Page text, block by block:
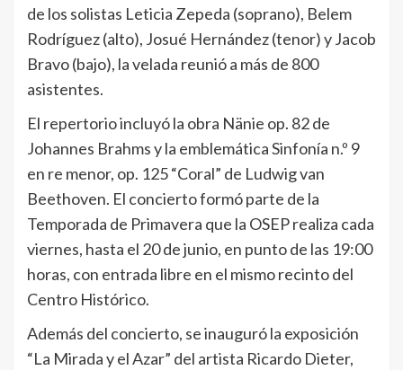
de los solistas Leticia Zepeda (soprano), Belem
Rodríguez (alto), Josué Hernández (tenor) y Jacob
Bravo (bajo), la velada reunió a más de 800
asistentes.
El repertorio incluyó la obra Nänie op. 82 de
Johannes Brahms y la emblemática Sinfonía n.º 9
en re menor, op. 125 “Coral” de Ludwig van
Beethoven. El concierto formó parte de la
Temporada de Primavera que la OSEP realiza cada
viernes, hasta el 20 de junio, en punto de las 19:00
horas, con entrada libre en el mismo recinto del
Centro Histórico.
Además del concierto, se inauguró la exposición
“La Mirada y el Azar” del artista Ricardo Dieter,